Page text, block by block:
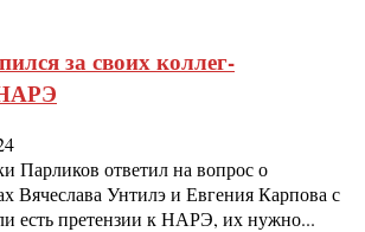
за своих коллег-
Парликов ответил на вопрос о
Вячеслава Унтилэ и Евгения Карпова с
есть претензии к НАРЭ, их нужно...